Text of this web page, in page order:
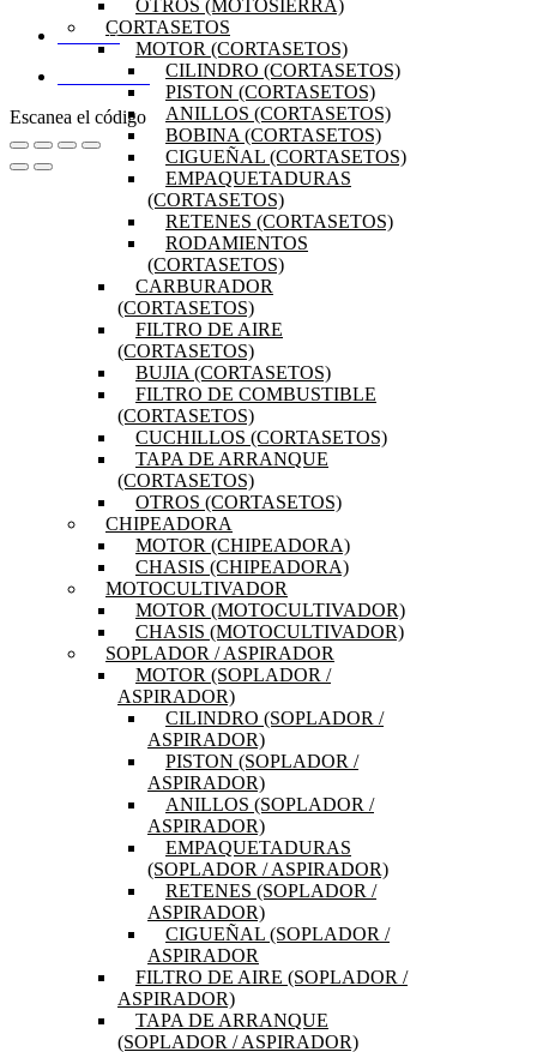
OTROS (MOTOSIERRA)
CORTASETOS
MOTOR (CORTASETOS)
CILINDRO (CORTASETOS)
PISTON (CORTASETOS)
ANILLOS (CORTASETOS)
BOBINA (CORTASETOS)
CIGUEÑAL (CORTASETOS)
EMPAQUETADURAS
(CORTASETOS)
RETENES (CORTASETOS)
RODAMIENTOS
(CORTASETOS)
CARBURADOR
(CORTASETOS)
FILTRO DE AIRE
(CORTASETOS)
BUJIA (CORTASETOS)
FILTRO DE COMBUSTIBLE
(CORTASETOS)
CUCHILLOS (CORTASETOS)
TAPA DE ARRANQUE
(CORTASETOS)
OTROS (CORTASETOS)
CHIPEADORA
MOTOR (CHIPEADORA)
CHASIS (CHIPEADORA)
MOTOCULTIVADOR
MOTOR (MOTOCULTIVADOR)
CHASIS (MOTOCULTIVADOR)
SOPLADOR / ASPIRADOR
MOTOR (SOPLADOR /
ASPIRADOR)
CILINDRO (SOPLADOR /
ASPIRADOR)
PISTON (SOPLADOR /
ASPIRADOR)
ANILLOS (SOPLADOR /
ASPIRADOR)
EMPAQUETADURAS
(SOPLADOR / ASPIRADOR)
RETENES (SOPLADOR /
ASPIRADOR)
CIGUEÑAL (SOPLADOR /
ASPIRADOR
FILTRO DE AIRE (SOPLADOR /
ASPIRADOR)
TAPA DE ARRANQUE
(SOPLADOR / ASPIRADOR)
MI CUENTA
DISTRIBUIDORES
Escanea el código